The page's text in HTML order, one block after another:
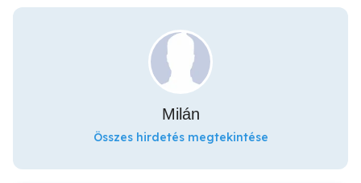
Milán
Összes hirdetés megtekintése